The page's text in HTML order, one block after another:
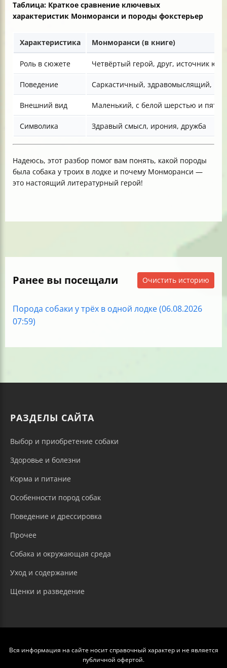
Таблица: Краткое сравнение ключевых
характеристик Монморанси и породы фокстерьер
Характеристика Монморанси (в книге)
Роль в сюжете Четвёртый герой, друг, источник
Поведение Саркастичный, здравомыслящий,
Внешний вид Маленький, с белой шерстью и
Символика Здравый смысл, ирония, дружба
Надеюсь, этот разбор помог вам понять, какой породы
была собака у троих в лодке и почему Монморанси —
это настоящий литературный герой!
Ранее вы посещали Очистить историю
Порода собаки у трёх в одной лодке (06.08.2026
07:59)
РАЗДЕЛЫ САЙТА
Выбор и приобретение собаки
Здоровье и болезни
Корма и питание
Особенности пород собак
Поведение и дрессировка
Прочее
Собака и окружающая среда
Уход и содержание
Щенки и разведение
Вся информация на сайте носит справочный характер и не является
публичной офертой.